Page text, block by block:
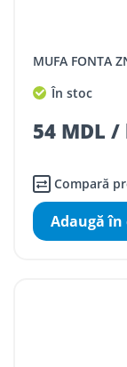
MUFA FONTA
În stoc
54 MDL /
Compară
Adaugă în